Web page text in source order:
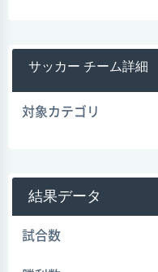
サッカー チーム詳細
対象カテゴリ
結果データ
試合数